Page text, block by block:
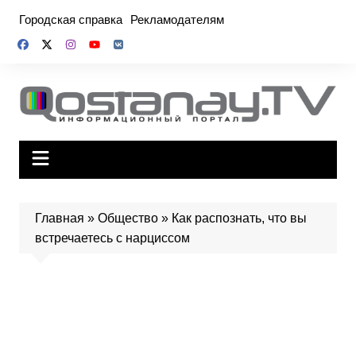
содержимому
Городская справка Рекламодателям
Главная » Общество» Как распознать, что вы
встречаетесь с нарциссом